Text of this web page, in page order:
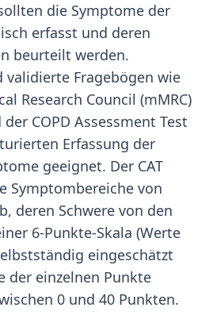
die Symptome der
erfasst und deren
beurteilt werden.
validierte Fragebögen wie
Research Council (mMRC)
der COPD Assessment Test
Erfassung der
geeignet. Der CAT
Symptombereiche von
deren Schwere von den
6-Punkte-Skala (Werte
eingeschätzt
der einzelnen Punkte
0 und 40 Punkten.